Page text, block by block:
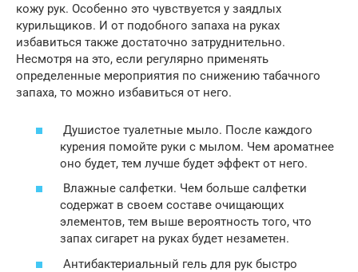
кожу рук. Особенно это чувствуется у заядлых
курильщиков. И от подобного запаха на руках
избавиться также достаточно затруднительно.
Несмотря на это, если регулярно применять
определенные мероприятия по снижению табачного
запаха, то можно избавиться от него.
Душистое туалетные мыло. После каждого
курения помойте руки с мылом. Чем ароматнее
оно будет, тем лучше будет эффект от него.
Влажные салфетки. Чем больше салфетки
содержат в своем составе очищающих
элементов, тем выше вероятность того, что
запах сигарет на руках будет незаметен.
Антибактериальный гель для рук быстро